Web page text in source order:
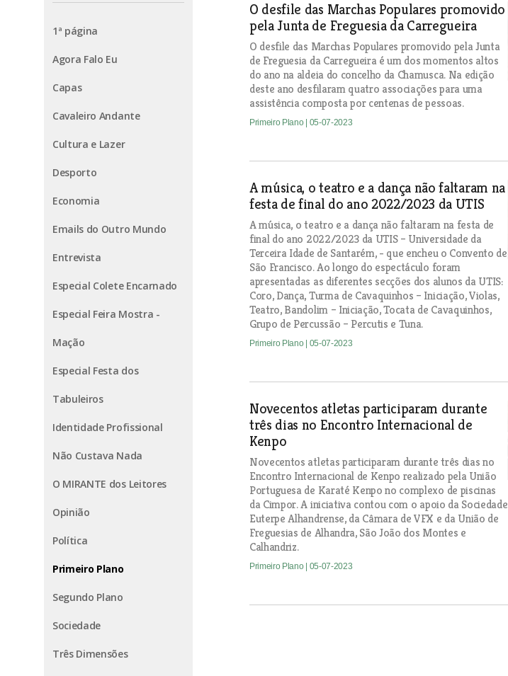
1ª página
Agora Falo Eu
Capas
Cavaleiro Andante
Cultura e Lazer
Desporto
Economia
Emails do Outro Mundo
Entrevista
Especial Colete Encarnado
Especial Feira Mostra -
Mação
Especial Festa dos
Tabuleiros
Identidade Profissional
Não Custava Nada
O MIRANTE dos Leitores
Opinião
Política
Primeiro Plano
Segundo Plano
Sociedade
Três Dimensões
O desfile das Marchas Populares promovido
pela Junta de Freguesia da Carregueira
O desfile das Marchas Populares promovido pela Junta
de Freguesia da Carregueira é um dos momentos altos
do ano na aldeia do concelho da Chamusca. Na edição
deste ano desfilaram quatro associações para uma
assistência composta por centenas de pessoas.
Primeiro Plano | 05-07-2023
A música, o teatro e a dança não faltaram na
festa de final do ano 2022/2023 da UTIS
A música, o teatro e a dança não faltaram na festa de
final do ano 2022/2023 da UTIS – Universidade da
Terceira Idade de Santarém, - que encheu o Convento de
São Francisco. Ao longo do espectáculo foram
apresentadas as diferentes secções dos alunos da UTIS:
Coro, Dança, Turma de Cavaquinhos – Iniciação, Violas,
Teatro, Bandolim – Iniciação, Tocata de Cavaquinhos,
Grupo de Percussão – Percutis e Tuna.
Primeiro Plano | 05-07-2023
Novecentos atletas participaram durante
três dias no Encontro Internacional de
Kenpo
Novecentos atletas participaram durante três dias no
Encontro Internacional de Kenpo realizado pela União
Portuguesa de Karaté Kenpo no complexo de piscinas
da Cimpor. A iniciativa contou com o apoio da Sociedade
Euterpe Alhandrense, da Câmara de VFX e da União de
Freguesias de Alhandra, São João dos Montes e
Calhandriz.
Primeiro Plano | 05-07-2023